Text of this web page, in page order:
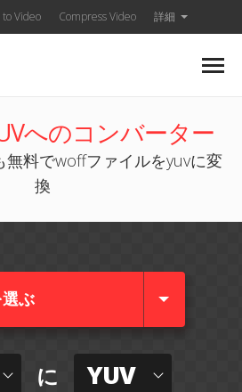
Video Compress Video 詳細
へのコンバーター
無料でwoffファイルをyuvに変
換
ぶ
に YUV